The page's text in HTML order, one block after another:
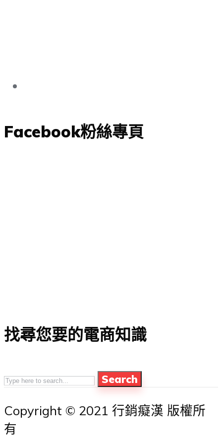
Facebook粉絲專頁
找尋您要的電商知識
Search
Copyright © 2021 行銷癡漢 版權所
有